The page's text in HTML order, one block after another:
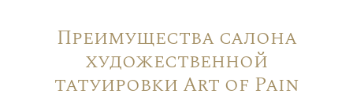
Преимущества салона
художественной
татуировки Art of Pain